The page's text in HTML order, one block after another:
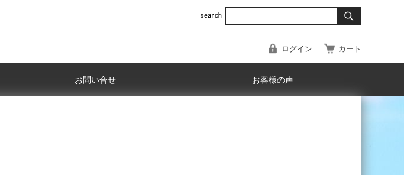
ログイン カート
お問い合せ お客様の声